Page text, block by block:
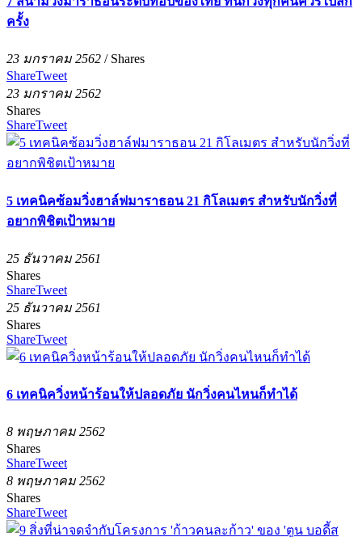
ครั้ง
23 มกราคม 2562 / Shares
ShareTweet
23 มกราคม 2562
Shares
ShareTweet
5 เทคนิคซ้อมวิ่งฮาล์ฟมาราธอน 21 กิโลเมตร สำหรับนักวิ่งที่
อยากพิชิตเป้าหมาย
25 ธันวาคม 2561
Shares
ShareTweet
25 ธันวาคม 2561
Shares
ShareTweet
6 เทคนิควิ่งหน้าร้อนให้ปลอดภัย นักวิ่งคนไหนก็ทำได้
8 พฤษภาคม 2562
Shares
ShareTweet
8 พฤษภาคม 2562
Shares
ShareTweet